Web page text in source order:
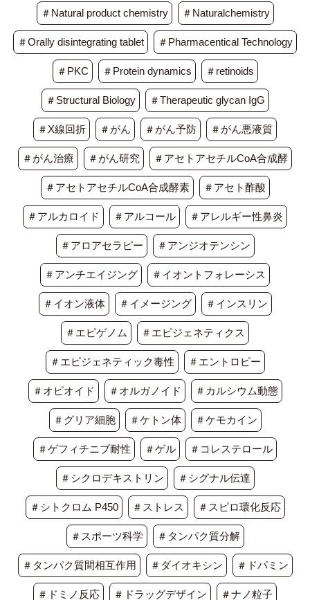
＃Natural product chemistry ＃Naturalchemistry
＃Orally disintegrating tablet ＃Pharmacentical Technology
＃PKC ＃Protein dynamics ＃retinoids
＃Structural Biology ＃Therapeutic glycan IgG
＃X線回折 ＃がん ＃がん予防 ＃がん悪液質
＃がん治療 ＃がん研究 ＃アセトアセチルCoA合成酵
＃アセトアセチルCoA合成酵素 ＃アセト酢酸
＃アルカロイド ＃アルコール ＃アレルギー性鼻炎
＃アロアセラピー ＃アンジオテンシン
＃アンチエイジング ＃イオントフォレーシス
＃イオン液体 ＃イメージング ＃インスリン
＃エピゲノム ＃エピジェネティクス
＃エピジェネティック毒性 ＃エントロピー
＃オピオイド ＃オルガノイド ＃カルシウム動態
＃グリア細胞 ＃ケトン体 ＃ケモカイン
＃ゲフィチニブ耐性 ＃ゲル ＃コレステロール
＃シクロデキストリン ＃シグナル伝達
＃シトクロム P450 ＃ストレス ＃スピロ環化反応
＃スポーツ科学 ＃タンパク質分解
＃タンパク質間相互作用 ＃ダイオキシン ＃ドパミン
＃ドミノ反応 ＃ドラッグデザイン ＃ナノ粒子